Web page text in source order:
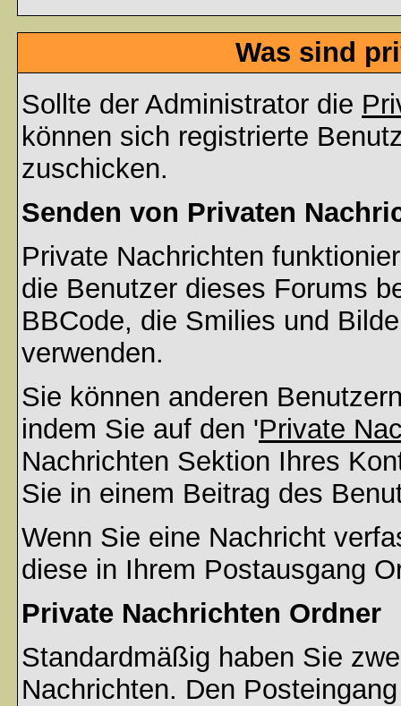
Was sind
Sollte der Administrator die
können sich registrierte
zuschicken.
Senden von Privaten
Private Nachrichten
die Benutzer dieses Forums
BBCode, die Smilies und
verwenden.
Sie können anderen
indem Sie auf den 'Private
Nachrichten Sektion Ihres
Sie in einem Beitrag des
Wenn Sie eine Nachricht
diese in Ihrem Postausgang
Private Nachrichten Ordner
Standardmäßig haben Sie
Nachrichten. Den